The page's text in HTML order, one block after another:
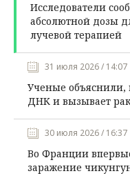
Исследователи
абсолютной дозы
лучевой терапией
31 июля 2026 / 14:07
Ученые объяснили,
ДНК и вызывает
30 июля 2026 / 16:37
Во Франции
заражение